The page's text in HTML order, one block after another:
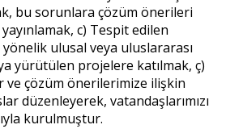
bu sorunlara çözüm önerileri
c) Tespit edilen
ulusal veya uluslararası
yürütülen projelere katılmak, ç)
çözüm önerilerimize ilişkin
düzenleyerek, vatandaşlarımızı
kurulmuştur.